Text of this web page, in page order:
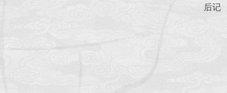
后记